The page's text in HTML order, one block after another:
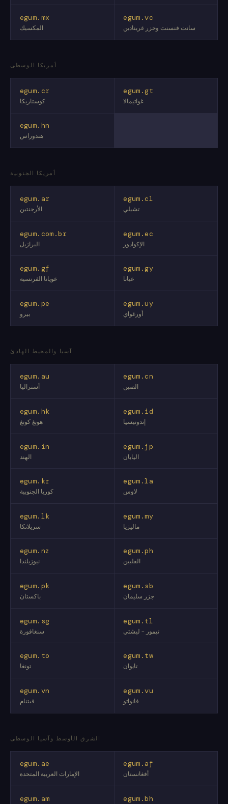
egum.mx
المكسيك
egum.vc
سانت فنسنت وجزر غرينادين
أمريكا الوسطى
egum.cr
كوستاريكا
egum.gt
غواتيمالا
egum.hn
هندوراس
أمريكا الجنوبية
egum.ar
الأرجنتين
egum.cl
تشيلي
egum.com.br
البرازيل
egum.ec
الإكوادور
egum.gf
غويانا الفرنسية
egum.gy
غيانا
egum.pe
بيرو
egum.uy
أورغواي
آسيا والمحيط الهادئ
egum.au
أستراليا
egum.cn
الصين
egum.hk
هونغ كونغ
egum.id
إندونيسيا
egum.in
الهند
egum.jp
اليابان
egum.kr
كوريا الجنوبية
egum.la
لاوس
egum.lk
سريلانكا
egum.my
ماليزيا
egum.nz
نيوزيلندا
egum.ph
الفلبين
egum.pk
باكستان
egum.sb
جزر سليمان
egum.sg
سنغافورة
egum.tl
تيمور - ليشتي
egum.to
تونغا
egum.tw
تايوان
egum.vn
فيتنام
egum.vu
فانواتو
الشرق الأوسط وآسيا الوسطى
egum.ae
الإمارات العربية المتحدة
egum.af
أفغانستان
egum.am egum.bh